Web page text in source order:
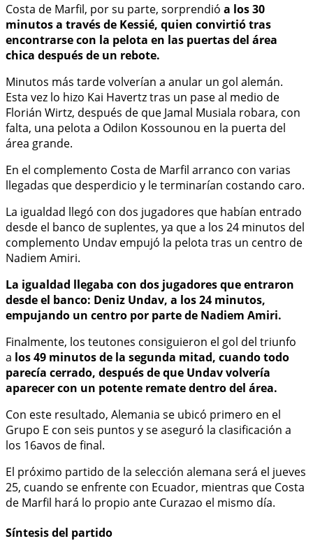
Costa de Marfil, por su parte, sorprendió a los 30
minutos a través de Kessié, quien convirtió tras
encontrarse con la pelota en las puertas del área
chica después de un rebote.
Minutos más tarde volverían a anular un gol alemán.
Esta vez lo hizo Kai Havertz tras un pase al medio de
Florián Wirtz, después de que Jamal Musiala robara, con
falta, una pelota a Odilon Kossounou en la puerta del
área grande.
En el complemento Costa de Marfil arranco con varias
llegadas que desperdicio y le terminarían costando caro.
La igualdad llegó con dos jugadores que habían entrado
desde el banco de suplentes, ya que a los 24 minutos del
complemento Undav empujó la pelota tras un centro de
Nadiem Amiri.
La igualdad llegaba con dos jugadores que entraron
desde el banco: Deniz Undav, a los 24 minutos,
empujando un centro por parte de Nadiem Amiri.
Finalmente, los teutones consiguieron el gol del triunfo
a los 49 minutos de la segunda mitad, cuando todo
parecía cerrado, después de que Undav volvería
aparecer con un potente remate dentro del área.
Con este resultado, Alemania se ubicó primero en el
Grupo E con seis puntos y se aseguró la clasificación a
los 16avos de final.
El próximo partido de la selección alemana será el jueves
25, cuando se enfrente con Ecuador, mientras que Costa
de Marfil hará lo propio ante Curazao el mismo día.
Síntesis del partido